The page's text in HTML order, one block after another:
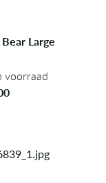
Large
voorraad